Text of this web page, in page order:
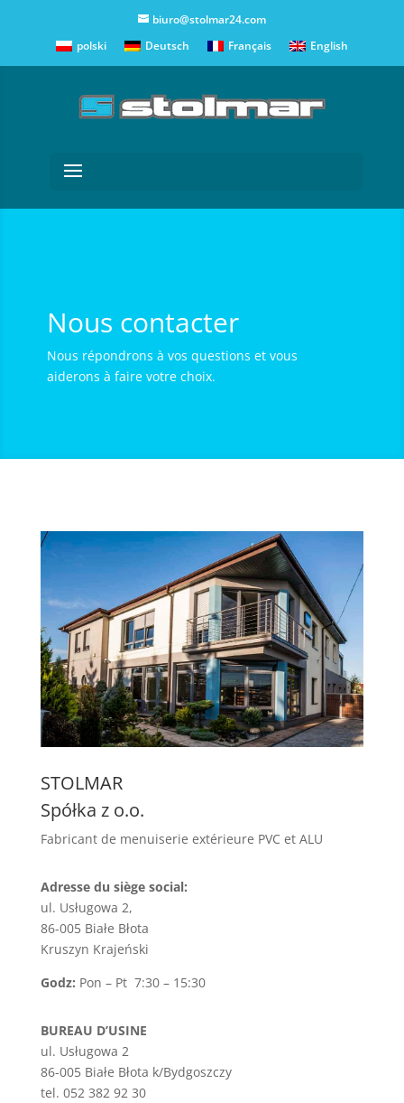
biuro@stolmar24.com
polski
Deutsch Français English
Nous contacter
Nous répondrons à vos questions et vous
aiderons à faire votre choix.
STOLMAR
Spółka z o.o.
Fabricant de menuiserie extérieure PVC et ALU
Adresse du siège social:
ul. Usługowa 2,
86-005 Białe Błota
Kruszyn Krajeński
Godz: Pon – Pt 7:30 – 15:30
BUREAU D’USINE
ul. Usługowa 2
86-005 Białe Błota k/Bydgoszczy
tel. 052 382 92 30